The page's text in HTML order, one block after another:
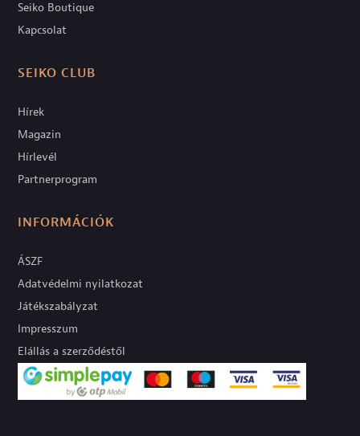
Seiko Boutique
Kapcsolat
SEIKO CLUB
Hírek
Magazin
Hírlevél
Partnerprogram
INFORMÁCIÓK
ÁSZF
Adatvédelmi nyilatkozat
Játékszabályzat
Impresszum
Elállás a szerződéstől